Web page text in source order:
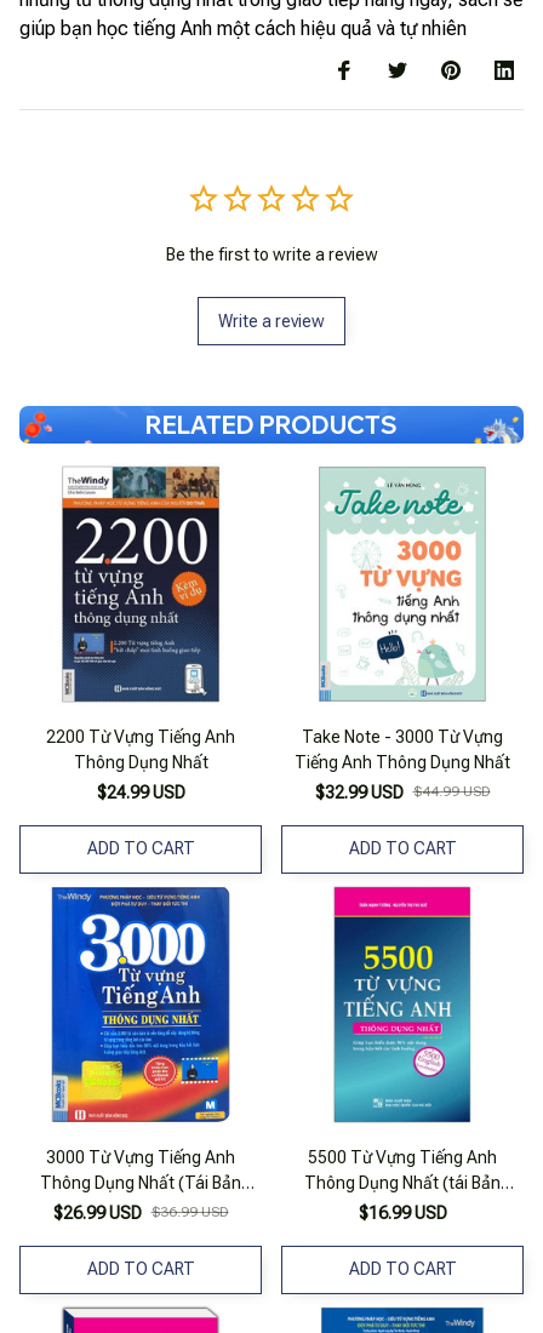
giúp bạn học tiếng Anh một cách hiệu quả và tự nhiên
Be the first to write a review
Write a review
RELATED PRODUCTS
2200 Từ Vựng Tiếng Anh
Thông Dụng Nhất
$24.99 USD
ADD TO CART
Take Note - 3000 Từ Vựng
Tiếng Anh Thông Dụng Nhất
$32.99 USD $44.99 USD
ADD TO CART
3000 Từ Vựng Tiếng Anh
Thông Dụng Nhất (Tái Bản
2023)
$26.99 USD $36.99 USD
ADD TO CART
5500 Từ Vựng Tiếng Anh
Thông Dụng Nhất (tái Bản
2021)
$16.99 USD
ADD TO CART